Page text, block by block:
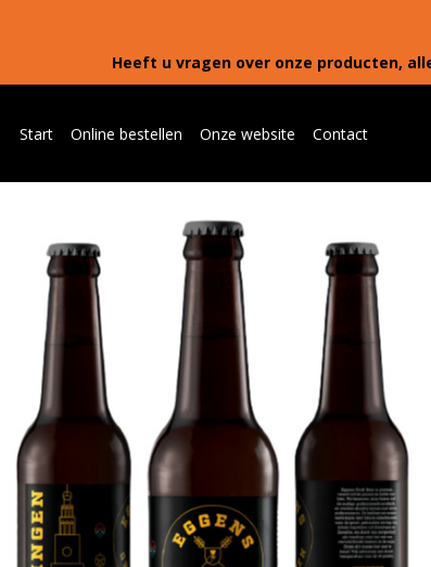
Heeft u vragen over onze producten,
Start Online bestellen Onze website Contact